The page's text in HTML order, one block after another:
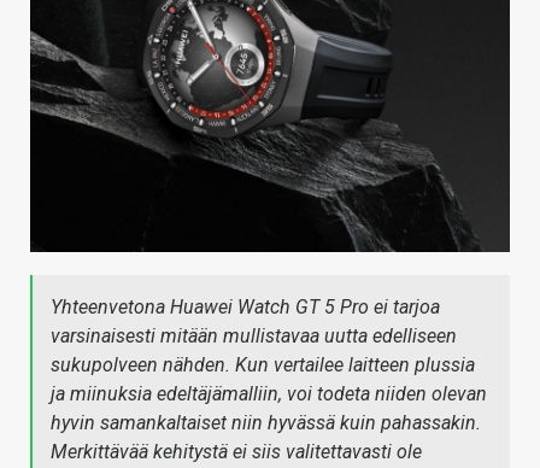
Yhteenvetona Huawei Watch GT 5 Pro ei tarjoa
varsinaisesti mitään mullistavaa uutta edelliseen
sukupolveen nähden. Kun vertailee laitteen plussia
ja miinuksia edeltäjämalliin, voi todeta niiden olevan
hyvin samankaltaiset niin hyvässä kuin pahassakin.
Merkittävää kehitystä ei siis valitettavasti ole